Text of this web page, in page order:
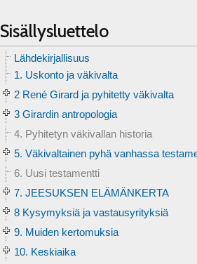
Sisällysluettelo
Lähdekirjallisuus
1. Uskonto ja väkivalta
2 René Girard ja pyhitetty väkivalta
3 Girardin antropologia
4. Pyhitetyn väkivallan historia
5. Väkivaltainen pyhä vanhassa
6. Uusi testamentti
7. JEESUKSEN ELÄMÄNKERTA
8 Kysymyksiä ja vastausyrityksiä
9. Muiden kertomuksia
10. Keskiaika